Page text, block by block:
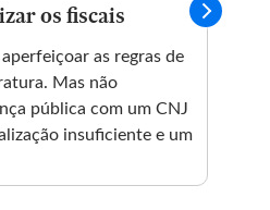
os fiscais
as regras de
Mas não
pública com um CNJ
insuficiente e um